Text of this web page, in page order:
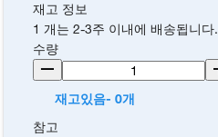
재고 정보
1 개는 2-3주 이내에 배송됩니다.
수량
재고있음- 0개
참고